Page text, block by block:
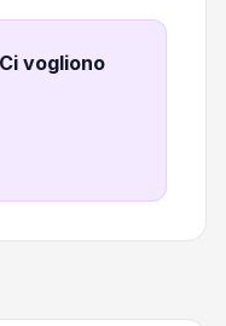
vogliono